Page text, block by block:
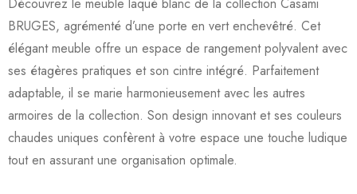
BRUGES, agrémenté d’une porte en vert enchevêtré. Cet
élégant meuble offre un espace de rangement polyvalent avec
ses étagères pratiques et son cintre intégré. Parfaitement
adaptable, il se marie harmonieusement avec les autres
armoires de la collection. Son design innovant et ses couleurs
chaudes uniques confèrent à votre espace une touche ludique
tout en assurant une organisation optimale.